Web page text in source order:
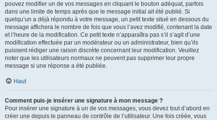
pouvez modifier un de vos messages en cliquant le bouton adéquat, parfois
dans une limite de temps après que le message initial ait été publié. Si
quelqu’un a déjà répondu à votre message, un petit texte situé en dessous du
message affichera le nombre de fois que vous l’avez modifié, contenant la date
et l’heure de la modification. Ce petit texte n’apparaîtra pas s’il s’agit d’une
modification effectuée par un modérateur ou un administrateur, bien qu’ils
puissent rédiger une raison discrète concernant leur modification. Veuillez
noter que les utilisateurs normaux ne peuvent pas supprimer leur propre
message si une réponse a été publiée.
Haut
Comment puis-je insérer une signature à mon message ?
Pour insérer une signature à un de vos messages, vous devez tout d’abord en
créer une depuis le panneau de contrôle de l’utilisateur. Une fois créée, vous